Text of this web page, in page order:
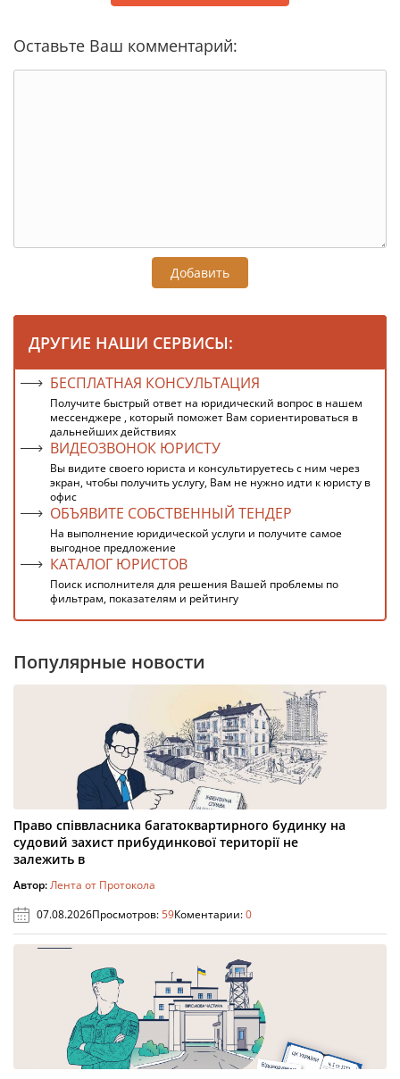
Оставьте Ваш комментарий:
Добавить
ДРУГИЕ НАШИ СЕРВИСЫ:
БЕСПЛАТНАЯ КОНСУЛЬТАЦИЯ
Получите быстрый ответ на юридический вопрос в нашем
мессенджере , который поможет Вам сориентироваться в
дальнейших действиях
ВИДЕОЗВОНОК ЮРИСТУ
Вы видите своего юриста и консультируетесь с ним через
экран, чтобы получить услугу, Вам не нужно идти к юристу в
офис
ОБЪЯВИТЕ СОБСТВЕННЫЙ ТЕНДЕР
На выполнение юридической услуги и получите самое
выгодное предложение
КАТАЛОГ ЮРИСТОВ
Поиск исполнителя для решения Вашей проблемы по
фильтрам, показателям и рейтингу
Популярные новости
Право співвласника багатоквартирного будинку на
судовий захист прибудинкової території не
залежить в
Автор:Лента от Протокола
07.08.2026Просмотров:59Коментарии:0